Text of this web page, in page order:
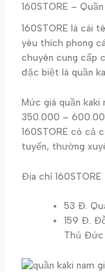
160STORE –
160STORE là cái
yêu thích phong
chuyên cung cấp
đặc biệt là quần
Mức giá quần
350.000 –
160STORE có cả
tuyến, thường
Địa chỉ 160STORE
53 Đ.
159 Đ.
Thủ Đức